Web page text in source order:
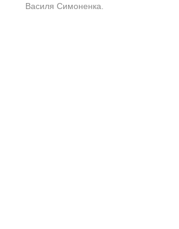
Василя Симоненка.